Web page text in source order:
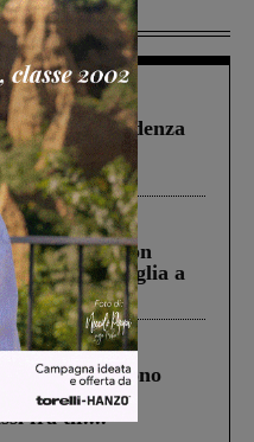
2026
oltre la scadenza
“Un
di Castiglion
ucciso la figlia a
in cui morirono
schianto, il
fra tir....